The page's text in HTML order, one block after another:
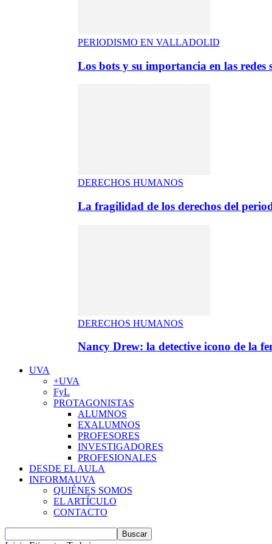
PERIODISMO EN VALLADOLID
Los bots y su importancia en las redes
DERECHOS HUMANOS
La fragilidad de los derechos del
DERECHOS HUMANOS
Nancy Drew: la detective icono de la
UVA
+UVA
FyL
PROTAGONISTAS
ALUMNOS
EXALUMNOS
PROFESORES
INVESTIGADORES
PROFESIONALES
DESDE EL AULA
INFORMAUVA
QUIÉNES SOMOS
EL ARTÍCULO
CONTACTO